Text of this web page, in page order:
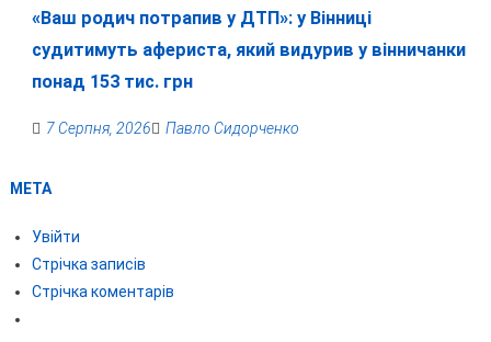
«Ваш родич потрапив у ДТП»: у Вінниці
судитимуть афериста, який видурив у вінничанки
понад 153 тис. грн
7 Серпня, 2026 Павло Сидорченко
МЕТА
Увійти
Стрічка записів
Стрічка коментарів